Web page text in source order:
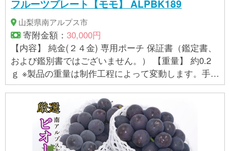
フルーツプレート【モモ】 ALPBK189
山梨県南アルプス市
寄附金額： 30,000円
【内容】 純金(２４金) 専用ポーチ 保証書（鑑定書、
および鑑別書ではございません。） 【重量】 約0.2
ｇ ※製品の重量は制作工程によって変動します。手作
業で制作しているため、均等な重さを心がけており
ますが、指定範囲内で多少の誤差が生じる場合があ
ります。そのため、重量の具体的な指定はお受けで
きません。 【製品サイズ】 縦：約7.4ｍｍ 幅：約4.4
ｍｍ 厚み0.4ｍｍ ※製造過程に手作業がある為、数値